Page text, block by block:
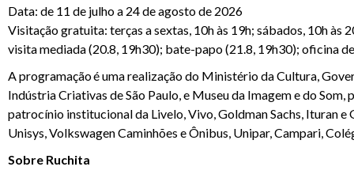
Data: de 11 de julho a 24 de agosto de 2026
Visitação gratuita: terças a sextas, 10h às 19h; sábados, 10h
visita mediada (20.8, 19h30); bate-papo (21.8, 19h30); oficina
A programação é uma realização do Ministério da Cultura,
Indústria Criativas de São Paulo, e Museu da Imagem e do
patrocínio institucional da Livelo, Vivo, Goldman Sachs, Ituran
Unisys, Volkswagen Caminhões e Ônibus, Unipar, Campari,
Sobre Ruchita